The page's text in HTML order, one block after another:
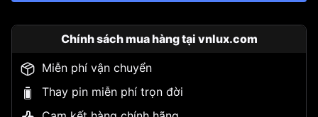
Chính sách mua hàng tại vnlux.com
Miễn phí vận chuyển
Thay pin miễn phí trọn đời